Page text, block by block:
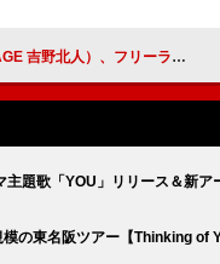
ーライブをダイバーシティ東京で開催決定
主題歌「YOU」リリース＆新ア
の東名阪ツアー【Thinking of